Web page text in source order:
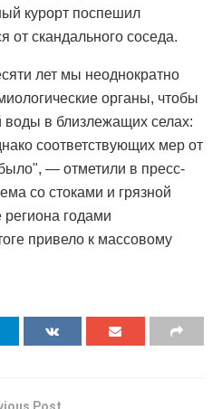
курорт поспешил
от скандального соседа.
лет мы неоднократно
органы, чтобы
воды в близлежащих селах:
соответствующих мер от
— отметили в пресс-
со стоками и грязной
региона годами
привело к массовому
Post